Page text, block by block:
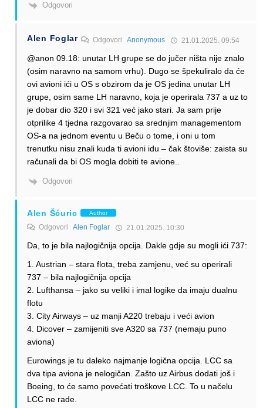
Odgovori
Alen Foglar Odgovori Anonymous 21.01.2025. 09:54
@anon 09.18: unutar LH grupe se do jučer ništa nije znalo
(osim naravno na samom vrhu). Dugo se špekuliralo da će
ovi avioni ići u OS s obzirom da je OS jedina unutar LH
grupe, osim same LH naravno, koja je operirala 737 a uz to
je dobar dio 320 i svi 321 već jako stari. Ja sam prije
otprilike 4 tjedna razgovarao sa srednjim managementom
OS-a na jednom eventu u Beču o tome, i oni u tom
trenutku nisu znali kuda ti avioni idu – čak štoviše: zaista su
računali da bi OS mogla dobiti te avione..
Odgovori
Alen Šćuric Author
Odgovori Alen Foglar 21.01.2025. 10:30
Da, to je bila najlogičnija opcija. Dakle gdje su mogli ići 737:
1. Austrian – stara flota, treba zamjenu, već su operirali
737 – bila najlogičnija opcija
2. Lufthansa – jako su veliki i imal logike da imaju dualnu
flotu
3. City Airways – uz manji A220 trebaju i veći avion
4. Dicover – zamijeniti sve A320 sa 737 (nemaju puno
aviona)
Eurowings je tu daleko najmanje logična opcija. LCC sa
dva tipa aviona je nelogičan. Zašto uz Airbus dodati još i
Boeing, to će samo povećati troškove LCC. To u načelu
LCC ne rade.